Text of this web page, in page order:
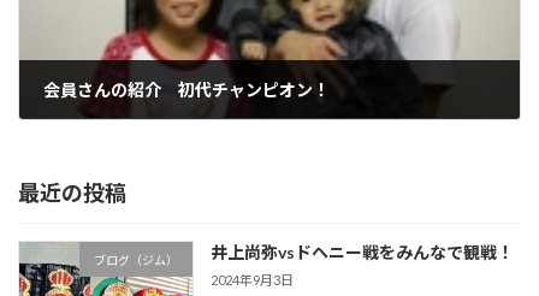
会員さんの紹介 初代チャンピオン！
最近の投稿
ブログ（ジム） 井上尚弥vsドヘニー戦をみんなで観戦！
2024年9月3日